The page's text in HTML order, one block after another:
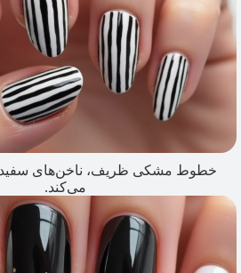
خطوط مشکی ظریف، ناخن‌های سفید
می‌کند.